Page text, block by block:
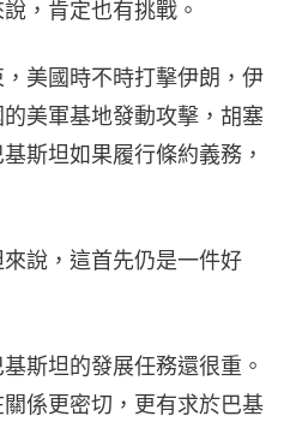
，肯定也有挑戰。
美國時不時打擊伊朗，伊
美軍基地發動攻擊，胡塞
斯坦如果履行條約義務，
說，這首先仍是一件好
斯坦的發展任務還很重。
係更密切，更有求於巴基